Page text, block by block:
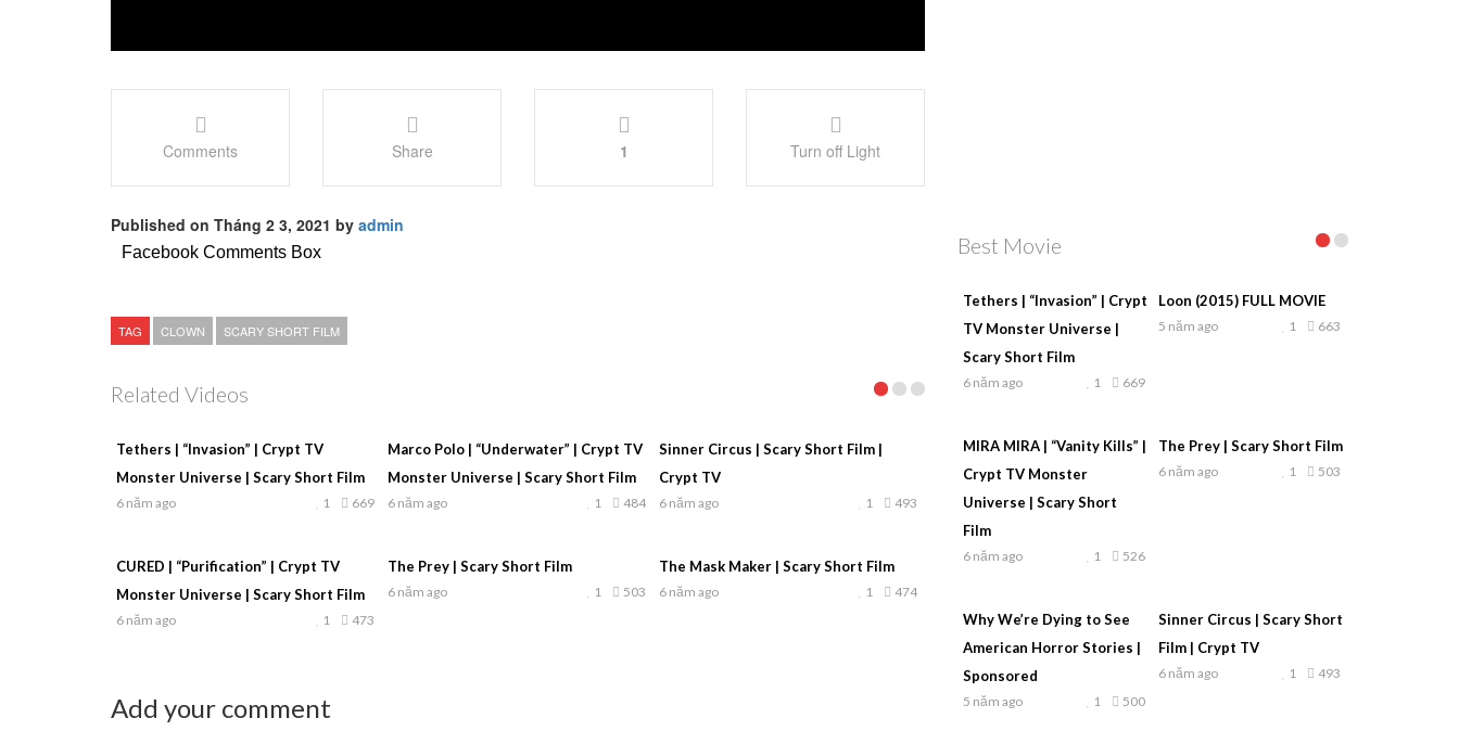
Comments Share 1 Turn off Light
Published on Tháng 2 3, 2021 by admin
Facebook Comments Box
TAG CLOWN SCARY SHORT FILM
Related Videos
Tethers | “Invasion” | Crypt TV
Monster Universe | Scary Short Film
6 năm ago 669
1
Marco Polo | “Underwater” | Crypt TV
Monster Universe | Scary Short Film
6 năm ago 484
1
Sinner Circus | Scary Short Film |
Crypt TV
6 năm ago 493
1
CURED | “Purification” | Crypt TV
Monster Universe | Scary Short Film
6 năm ago 473
1
The Prey | Scary Short Film
6 năm ago 503
1
The Mask Maker | Scary Short Film
6 năm ago 474
1
Add your comment
Best Movie
Tethers | “Invasion” | Crypt
TV Monster Universe |
Scary Short Film
6 năm ago 669
1
Loon (2015) FULL MOVIE
5 năm ago 663
1
MIRA MIRA | “Vanity Kills” |
Crypt TV Monster
Universe | Scary Short
Film
6 năm ago 526
1
The Prey | Scary Short Film
6 năm ago 503
1
Why We’re Dying to See
American Horror Stories |
Sponsored
5 năm ago 500
1
Sinner Circus | Scary Short
Film | Crypt TV
6 năm ago 493
1